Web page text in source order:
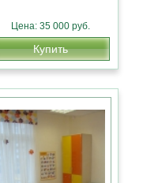
Цена: 35 000 руб.
Купить